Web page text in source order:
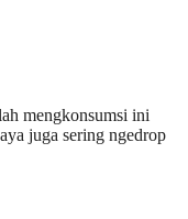
mengkonsumsi ini
juga sering ngedrop